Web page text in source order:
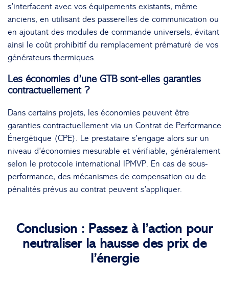
s’interfacent avec vos équipements existants, même
anciens, en utilisant des passerelles de communication ou
en ajoutant des modules de commande universels, évitant
ainsi le coût prohibitif du remplacement prématuré de vos
générateurs thermiques.
Les économies d’une GTB sont-elles garanties
contractuellement ?
Dans certains projets, les économies peuvent être
garanties contractuellement via un Contrat de Performance
Énergétique (CPE). Le prestataire s’engage alors sur un
niveau d’économies mesurable et vérifiable, généralement
selon le protocole international IPMVP. En cas de sous-
performance, des mécanismes de compensation ou de
pénalités prévus au contrat peuvent s’appliquer.
Conclusion : Passez à l’action pour
neutraliser la hausse des prix de
l’énergie